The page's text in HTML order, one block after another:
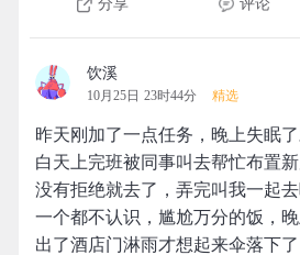
分享 评论
饮溪
10月25日 23时44分 精选
昨天刚加了一点任务，晚上失眠
白天上完班被同事叫去帮忙布置
没有拒绝就去了，弄完叫我一起
一个都不认识，尴尬万分的饭，
出了酒店门淋雨才想起来伞落下